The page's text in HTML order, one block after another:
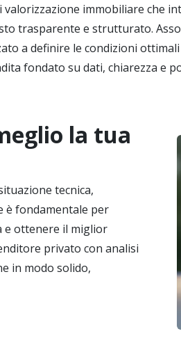
immobiliare che
trasparente e strutturato.
a definire le condizioni
fondato su dati, chiarezza e
la tua
tecnica,
è fondamentale per
e ottenere il miglior
privato con analisi
in modo solido,